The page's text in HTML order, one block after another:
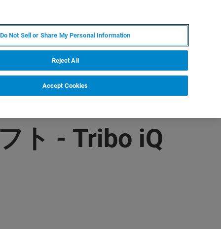
ト - Tribo iQ
Do Not Sell or Share My Personal Information
Reject All
Accept Cookies